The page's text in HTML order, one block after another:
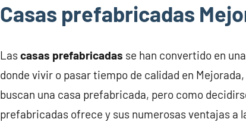
Casas prefabricadas
Lascasas prefabricadas se han convertido en
donde vivir o pasar tiempo de calidad en
buscan una casa prefabricada, pero como
prefabricadas ofrece y sus numerosas ventajas a